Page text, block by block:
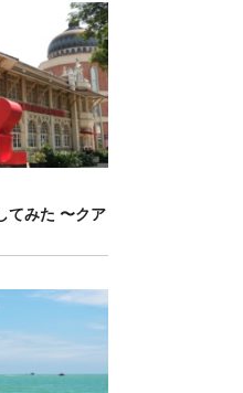
てみた 〜クア